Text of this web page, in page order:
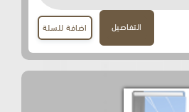
اضافة للسلة